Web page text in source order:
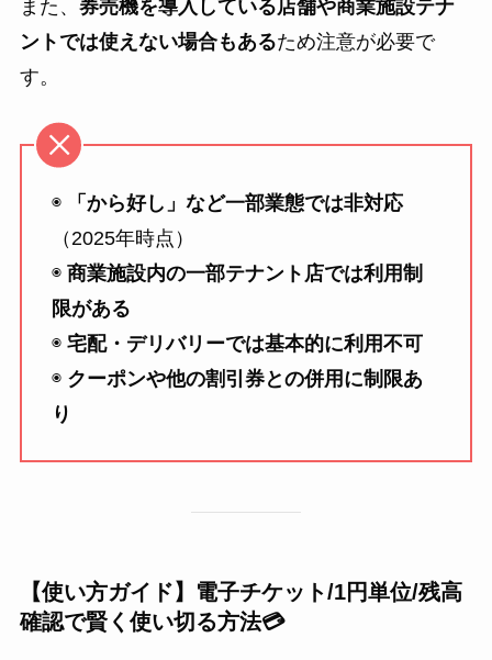
また、 券売機を導入している店舗や商業施設テナ
ントでは使えない場合もあるため注意が必要で
す。
◉
「から好し」など一部業態では非対応
（2025年時点）
◉ 商業施設内の一部テナント店では利用制
限がある
◉ 宅配・デリバリーでは基本的に利用不可
◉ クーポンや他の割引券との併用に制限あ
り
【使い方ガイド】電子チケット/1円単位/残高
確認で賢く使い切る方法💳